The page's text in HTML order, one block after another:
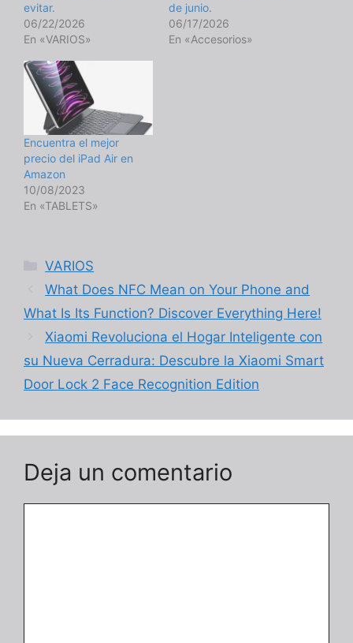
evitar.
06/22/2026
En «VARIOS»
de junio.
06/17/2026
En «Accesorios»
Encuentra el mejor
precio del iPad Air en
Amazon
10/08/2023
En «TABLETS»
Categorías
VARIOS
What Does NFC Mean on Your Phone and
What Is Its Function? Discover Everything Here!
Xiaomi Revoluciona el Hogar Inteligente con
su Nueva Cerradura: Descubre la Xiaomi Smart
Door Lock 2 Face Recognition Edition
Deja un comentario